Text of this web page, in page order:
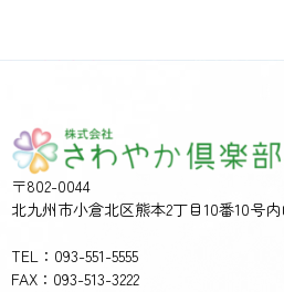
〒802-0044
北九州市小倉北区熊本2丁目10番10号
TEL：093-551-5555
FAX：093-513-3222